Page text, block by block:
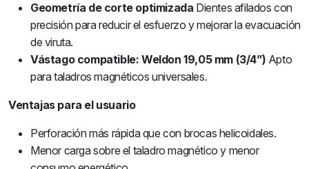
Geometría de corte optimizada Dientes afilados con
precisión para reducir el esfuerzo y mejorar la evacuación
de viruta.
Vástago compatible: Weldon 19,05 mm (3/4”) Apto
para taladros magnéticos universales.
Ventajas para el usuario
Perforación más rápida que con brocas helicoidales.
Menor carga sobre el taladro magnético y menor